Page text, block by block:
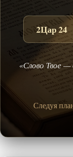
2Цар 24
«Слово Твое —
Следуя